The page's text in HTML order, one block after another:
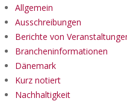
Allgemein
Ausschreibungen
Berichte von
Brancheninformationen
Dänemark
Kurz notiert
Nachhaltigkeit